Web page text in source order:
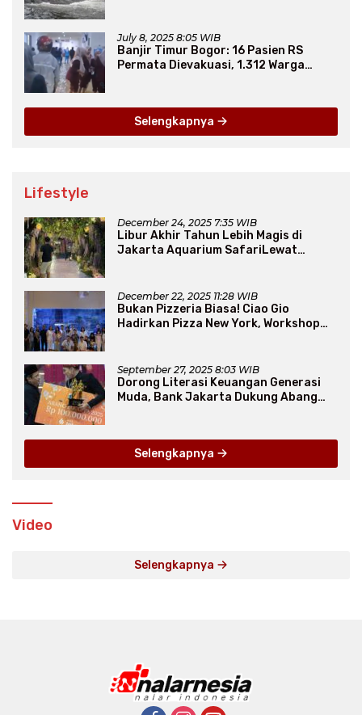
July 8, 2025 8:05 WIB
Banjir Timur Bogor: 16 Pasien RS
Permata Dievakuasi, 1.312 Warga
Selengkapnya
Lifestyle
December 24, 2025 7:35 WIB
Libur Akhir Tahun Lebih Magis di
Jakarta Aquarium SafariLewat
December 22, 2025 11:28 WIB
Bukan Pizzeria Biasa! Ciao Gio
Hadirkan Pizza New York, Workshop
September 27, 2025 8:03 WIB
Dorong Literasi Keuangan Generasi
Muda, Bank Jakarta Dukung Abang
Selengkapnya
Video
Selengkapnya